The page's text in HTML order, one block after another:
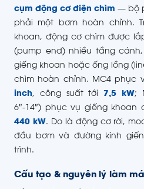
cụm động cơ điện chìm — bộ
phải một bơm hoàn chỉnh.
khoan, động cơ chìm được
(pump end) nhiều tầng
giếng khoan hoặc ống lồng
chìm hoàn chỉnh. MC4 phục
inch, công suất tới 7,5 kW;
6″-14″) phục vụ giếng
440 kW. Do là động cơ rời,
đầu bơm và đường kính
trình.
Cấu tạo & nguyên lý làm